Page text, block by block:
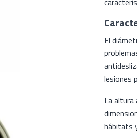
El
lesiones
La altura
hábitats